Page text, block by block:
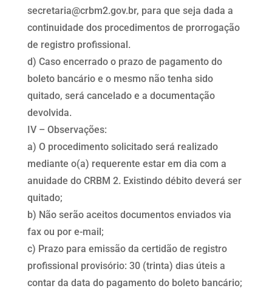
secretaria@crbm2.gov.br, para que seja dada a
continuidade dos procedimentos de prorrogação
de registro profissional.
d) Caso encerrado o prazo de pagamento do
boleto bancário e o mesmo não tenha sido
quitado, será cancelado e a documentação
devolvida.
IV – Observações:
a) O procedimento solicitado será realizado
mediante o(a) requerente estar em dia com a
anuidade do CRBM 2. Existindo débito deverá ser
quitado;
b) Não serão aceitos documentos enviados via
fax ou por e-mail;
c) Prazo para emissão da certidão de registro
profissional provisório: 30 (trinta) dias úteis a
contar da data do pagamento do boleto bancário;